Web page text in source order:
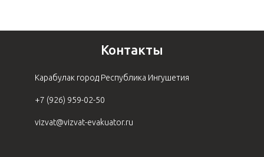
Контакты
Карабулак город Республика Ингушетия
+7 (926) 959-02-50
vizvat@vizvat-evakuator.ru